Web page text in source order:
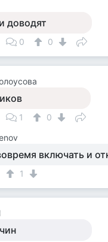
доводят
0 0
1
0
включать и
1